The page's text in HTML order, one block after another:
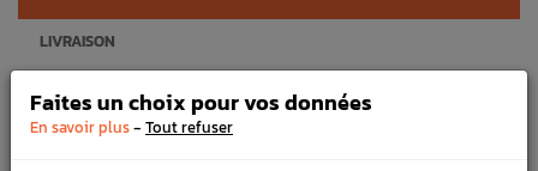
LIVRAISON
SCHÉMA CONSTRUCTEUR
Faites un choix pour vos données
En savoir plus- Tout refuser